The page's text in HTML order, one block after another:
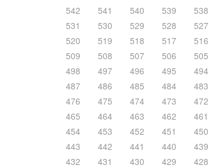
542
541 540 539 538
531
530 529 528 527
520
519 518 517 516
509
508 507 506 505
498
497 496 495 494
487
486 485 484 483
476
475 474 473 472
465
464 463 462 461
454
453 452 451 450
443
442 441 440 439
432
431 430 429 428